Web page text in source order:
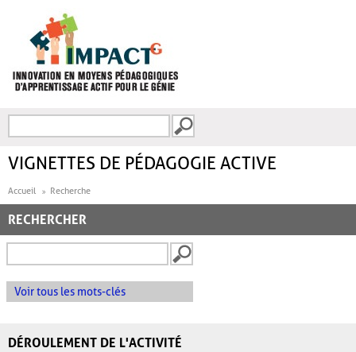
FORMULAIRE DE
VIGNETTES DE PÉDAGOGIE ACTIVE
Accueil Recherche
RECHERCHER
Voir tous les mots-clés
DÉROULEMENT DE L'ACTIVITÉ